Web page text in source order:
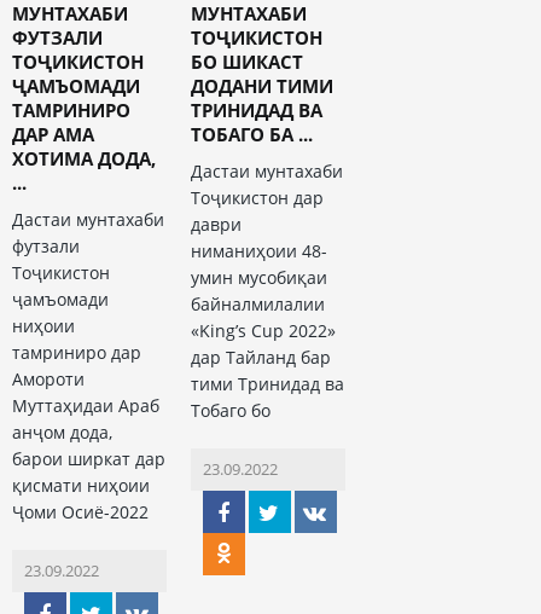
МУНТАХАБИ
ФУТЗАЛИ
ТОҶИКИСТОН
ҶАМЪОМАДИ
ТАМРИНИРО
ДАР АМА
ХОТИМА ДОДА,
...
Дастаи мунтахаби
футзали
Тоҷикистон
ҷамъомади
ниҳоии
тамриниро дар
Амороти
Муттаҳидаи Араб
анҷом дода,
барои ширкат дар
қисмати ниҳоии
Ҷоми Осиё-2022
23.09.2022
МУНТАХАБИ
ТОҶИКИСТОН
БО ШИКАСТ
ДОДАНИ ТИМИ
ТРИНИДАД ВА
ТОБАГО БА ...
Дастаи мунтахаби
Тоҷикистон дар
даври
ниманиҳоии 48-
умин мусобиқаи
байналмилалии
«King’s Cup 2022»
дар Тайланд бар
тими Тринидад ва
Тобаго бо
23.09.2022